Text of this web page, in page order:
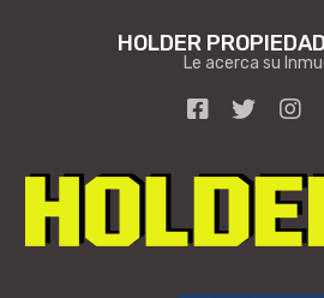
HOLDER
Le acerca su